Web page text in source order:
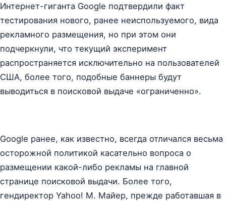
Интернет-гиганта Google подтвердили факт
тестирования нового, ранее неиспользуемого, вида
рекламного размещения, но при этом они
подчеркнули, что текущий эксперимент
распространяется исключительно на пользователей
США, более того, подобные баннеры будут
выводиться в поисковой выдаче «ограниченно».
Google ранее, как известно, всегда отличался весьма
осторожной политикой касательно вопроса о
размещении какой-либо рекламы на главной
странице поисковой выдачи. Более того,
гендиректор Yahoo! М. Майер, прежде работавшая в